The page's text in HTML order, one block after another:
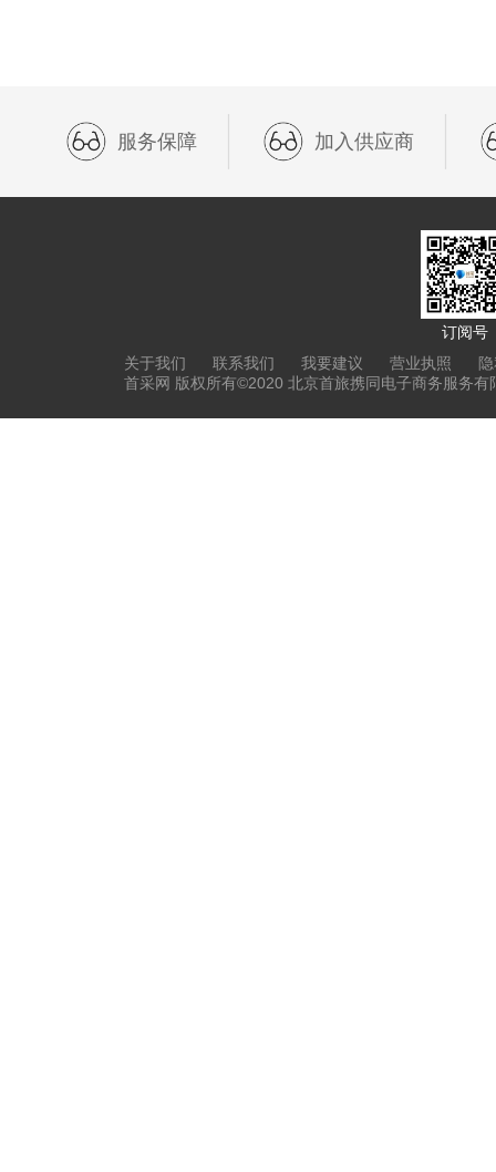
服务保障 加入供应商
订阅号
关于我们
联系我们 我要建议 营业执照
首采网 版权所有©2020 北京首旅携同电子商务服务有